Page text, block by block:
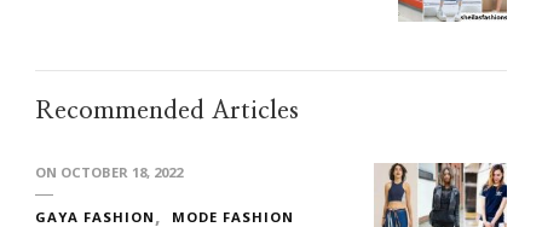
Recommended Articles
ON OCTOBER 18, 2022
GAYA FASHION MODE FASHION